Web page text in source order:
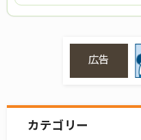
広告
カテゴリー